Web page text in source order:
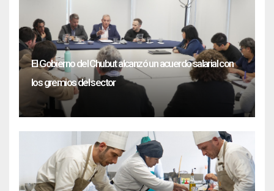
El Gobierno del Chubut alcanzó un acuerdo salarial con
los gremios del sector